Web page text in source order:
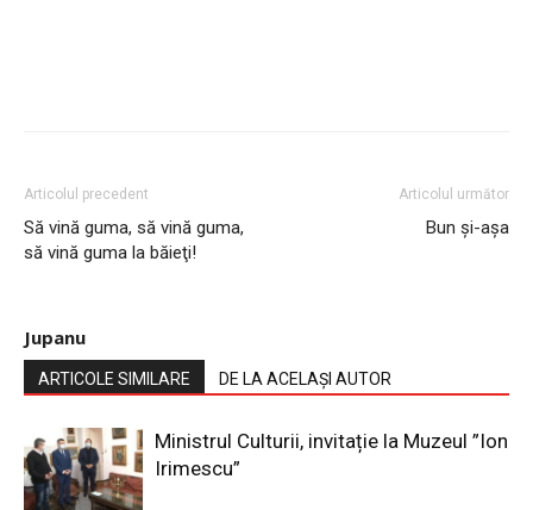
Articolul precedent
Să vină guma, să vină guma,
să vină guma la băieţi!
Articolul următor
Bun şi-aşa
Jupanu
ARTICOLE SIMILARE DE LA ACELAȘI AUTOR
Ministrul Culturii, invitație la Muzeul ”Ion
Irimescu”